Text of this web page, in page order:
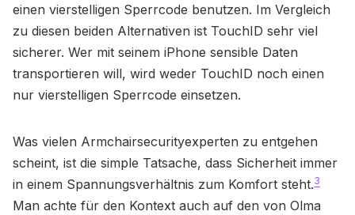
einen vierstelligen Sperrcode benutzen. Im Vergleich
zu diesen beiden Alternativen ist TouchID sehr viel
sicherer. Wer mit seinem iPhone sensible Daten
transportieren will, wird weder TouchID noch einen
nur vierstelligen Sperrcode einsetzen.
Was vielen Armchairsecurityexperten zu entgehen
scheint, ist die simple Tatsache, dass Sicherheit immer
in einem Spannungsverhältnis zum Komfort steht.3
Man achte für den Kontext auch auf den von Olma